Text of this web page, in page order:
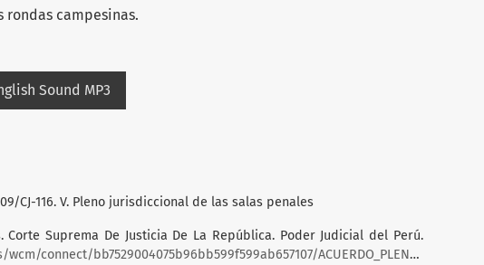
rondas campesinas.
Sound MP3
CJ-116. V. Pleno jurisdiccional de las salas penales
Corte Suprema De Justicia De La República. Poder Judicial del Perú.
connect/bb7529004075b96bb599f599ab657107/ACUERDO_PLENARIO_10-